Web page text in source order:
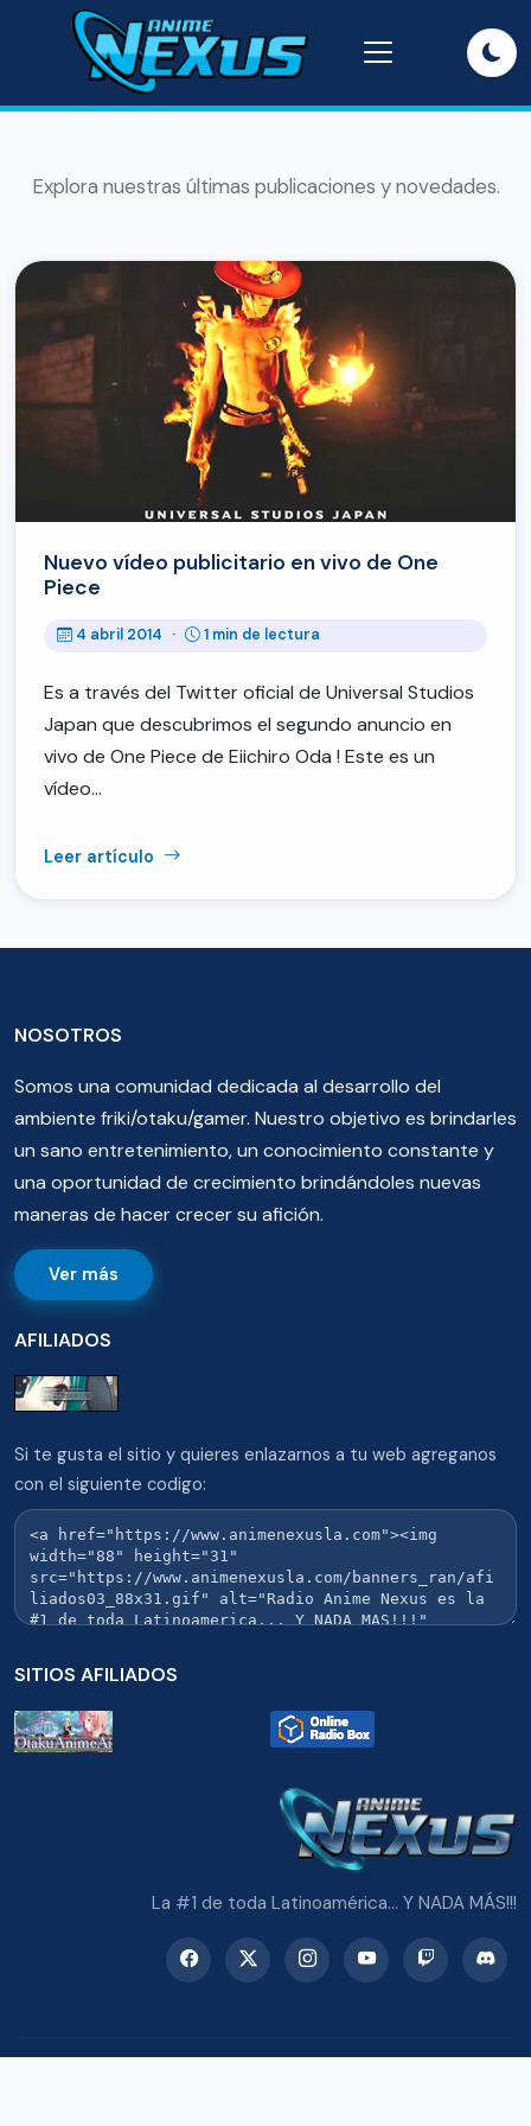
Explora nuestras últimas publicaciones y novedades.
Nuevo vídeo publicitario en vivo de One
Piece
4 abril 2014 · 1 min de lectura
Es a través del Twitter oficial de Universal Studios
Japan que descubrimos el segundo anuncio en
vivo de One Piece de Eiichiro Oda ! Este es un
vídeo…
Leer artículo
NOSOTROS
Somos una comunidad dedicada al desarrollo del
ambiente friki/otaku/gamer. Nuestro objetivo es brindarles
un sano entretenimiento, un conocimiento constante y
una oportunidad de crecimiento brindándoles nuevas
maneras de hacer crecer su afición.
Ver más
AFILIADOS
Si te gusta el sitio y quieres enlazarnos a tu web agreganos
con el siguiente codigo:
SITIOS AFILIADOS
La #1 de toda Latinoamérica... Y NADA MÁS!!!